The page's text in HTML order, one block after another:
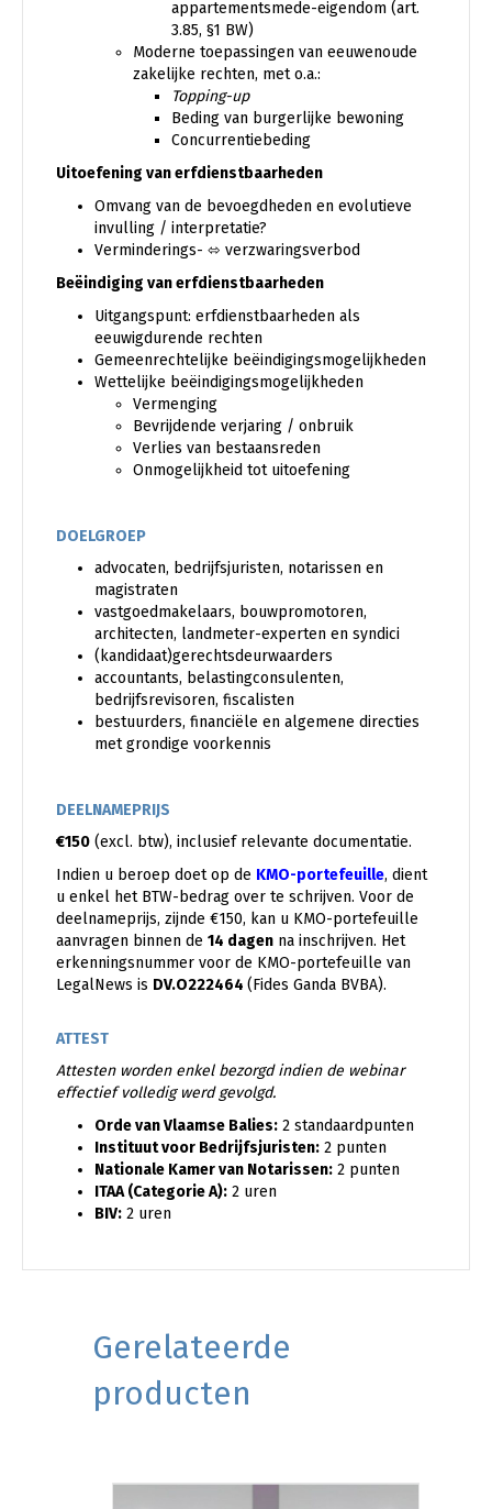
appartementsmede-eigendom (art.
3.85, §1 BW)
Moderne toepassingen van eeuwenoude
zakelijke rechten, met o.a.:
Topping-up
Beding van burgerlijke bewoning
Concurrentiebeding
Uitoefening van erfdienstbaarheden
Omvang van de bevoegdheden en evolutieve
invulling / interpretatie?
Verminderings- ⬄ verzwaringsverbod
Beëindiging van erfdienstbaarheden
Uitgangspunt: erfdienstbaarheden als
eeuwigdurende rechten
Gemeenrechtelijke beëindigingsmogelijkheden
Wettelijke beëindigingsmogelijkheden
Vermenging
Bevrijdende verjaring / onbruik
Verlies van bestaansreden
Onmogelijkheid tot uitoefening
DOELGROEP
advocaten, bedrijfsjuristen, notarissen en
magistraten
vastgoedmakelaars, bouwpromotoren,
architecten, landmeter-experten en syndici
(kandidaat)gerechtsdeurwaarders
accountants, belastingconsulenten,
bedrijfsrevisoren, fiscalisten
bestuurders, financiële en algemene directies
met grondige voorkennis
DEELNAMEPRIJS
€150 (excl. btw), inclusief relevante documentatie.
Indien u beroep doet op de KMO-portefeuille, dient
u enkel het BTW-bedrag over te schrijven. Voor de
deelnameprijs, zijnde €150, kan u KMO-portefeuille
aanvragen binnen de 14 dagen na inschrijven. Het
erkenningsnummer voor de KMO-portefeuille van
LegalNews is DV.O222464 (Fides Ganda BVBA).
ATTEST
Attesten worden enkel bezorgd indien de webinar
effectief volledig werd gevolgd.
Orde van Vlaamse Balies: 2 standaardpunten
Instituut voor Bedrijfsjuristen: 2 punten
Nationale Kamer van Notarissen: 2 punten
ITAA (Categorie A): 2 uren
BIV: 2 uren
Gerelateerde
producten